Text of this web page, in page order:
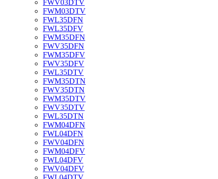
FWV03DTV
FWM03DTV
FWL35DFN
FWL35DFV
FWM35DFN
FWV35DFN
FWM35DFV
FWV35DFV
FWL35DTV
FWM35DTN
FWV35DTN
FWM35DTV
FWV35DTV
FWL35DTN
FWM04DFN
FWL04DFN
FWV04DFN
FWM04DFV
FWL04DFV
FWV04DFV
FWL04DTV